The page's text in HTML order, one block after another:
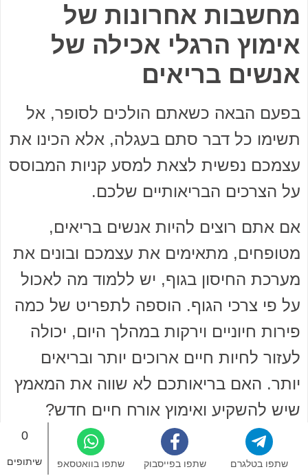
מחשבות אחרונות של
אימוץ הרגלי אכילה של
אנשים בריאים
בפעם הבאה כשאתם הולכים לסופר, אל
תשימו כל דבר סתם בעגלה, אלא הכינו את
עצמכם נפשית לצאת למסע קניות המבוסס
על הצרכים הבריאותיים שלכם.
אם אתם רוצים להיות אנשים בריאים,
מטופחים, מתאימים את עצמכם ובונים את
מערכת החיסון בגוף, יש ללמוד מה לאכול
על פי צרכי הגוף. הוספה לתפריט של כמה
פירות חיוניים וירקות במהלך היום, יכולה
לעזור לחיות חיים ארוכים יותר ובריאים
יותר. האם בריאותכם לא שווה את המאמץ
שיש להשקיע ואימוץ אורח חיים חדש?
0
שיתופים שתפו בוואטסאפ שתפו בפייסבוק שתפו בטלגרם